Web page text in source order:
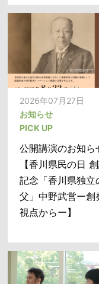
ンソーシアム 四
ロックワークショ
（代表校：香川大
を開催しました
2026年08月04日
お知らせ
PICK UP
開・説明会を開催
した
2026年07月27日
お知らせ
PICK UP
公開講演のお知ら
【香川県民の日
記念「香川県独立
父」中野武営ー創
視点からー】